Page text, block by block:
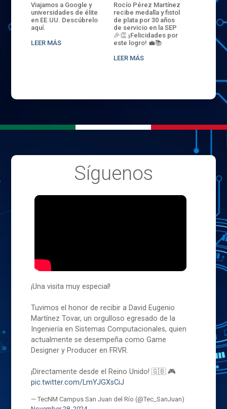
Viajamos a Google y
universidades de élite
en EE.UU. Descúbrelo
aquí.
LEER MÁS
Rocío Pérez Martínez
recibe medalla y fistol
de plata por 30 años
de servicio en la SEP
🎉👏 ¡Felicidades por
este logro! 💼📚
LEER MÁS
ENECB-
del
batalla.
32
sede
Síguenos
¡Una visita muy especial!
Tuvimos el honor de recibir a David Eugenio
Martínez Tovar, un orgulloso egresado de la
Ingeniería en Sistemas Computacionales, quien
actualmente se desempeña como Game
Designer y Producer en FRVR.
¡Directamente desde el Reino Unido! 🇬🇧 🎮
pic.twitter.com/LmYJGXsCiJ
— TecNM Campus San Juan del Río (@Tec_SanJuan)